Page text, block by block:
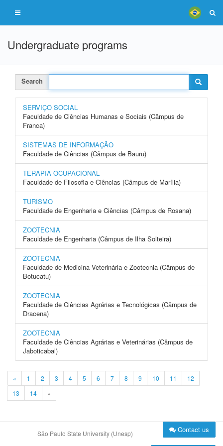
Undergraduate programs
Search
SERVIÇO SOCIAL
Faculdade de Ciências Humanas e Sociais (Câmpus de
Franca)
SISTEMAS DE INFORMAÇÃO
Faculdade de Ciências (Câmpus de Bauru)
TERAPIA OCUPACIONAL
Faculdade de Filosofia e Ciências (Câmpus de Marília)
TURISMO
Faculdade de Engenharia e Ciências (Câmpus de Rosana)
ZOOTECNIA
Faculdade de Engenharia (Câmpus de Ilha Solteira)
ZOOTECNIA
Faculdade de Medicina Veterinária e Zootecnia (Câmpus de
Botucatu)
ZOOTECNIA
Faculdade de Ciências Agrárias e Tecnológicas (Câmpus de
Dracena)
ZOOTECNIA
Faculdade de Ciências Agrárias e Veterinárias (Câmpus de
Jaboticabal)
« 1 2 3 4 5 6 7 8 9 10 11
12
13
14 »
São Paulo State University (Unesp) Contact us